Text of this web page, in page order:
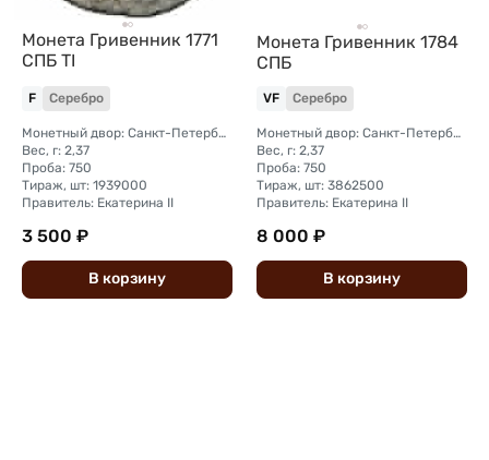
Монета Гривенник 1771
СПБ TI
F Серебро
Монетный двор: Санкт-Петербургский монетный двор
Вес, г: 2,37
Проба: 750
Тираж, шт: 1939000
Правитель: Екатерина II
3 500 ₽
В корзину
Монета Гривенник 1784
СПБ
VF Серебро
Монетный двор: Санкт-Петербургский монетный двор
Вес, г: 2,37
Проба: 750
Тираж, шт: 3862500
Правитель: Екатерина II
8 000 ₽
В корзину